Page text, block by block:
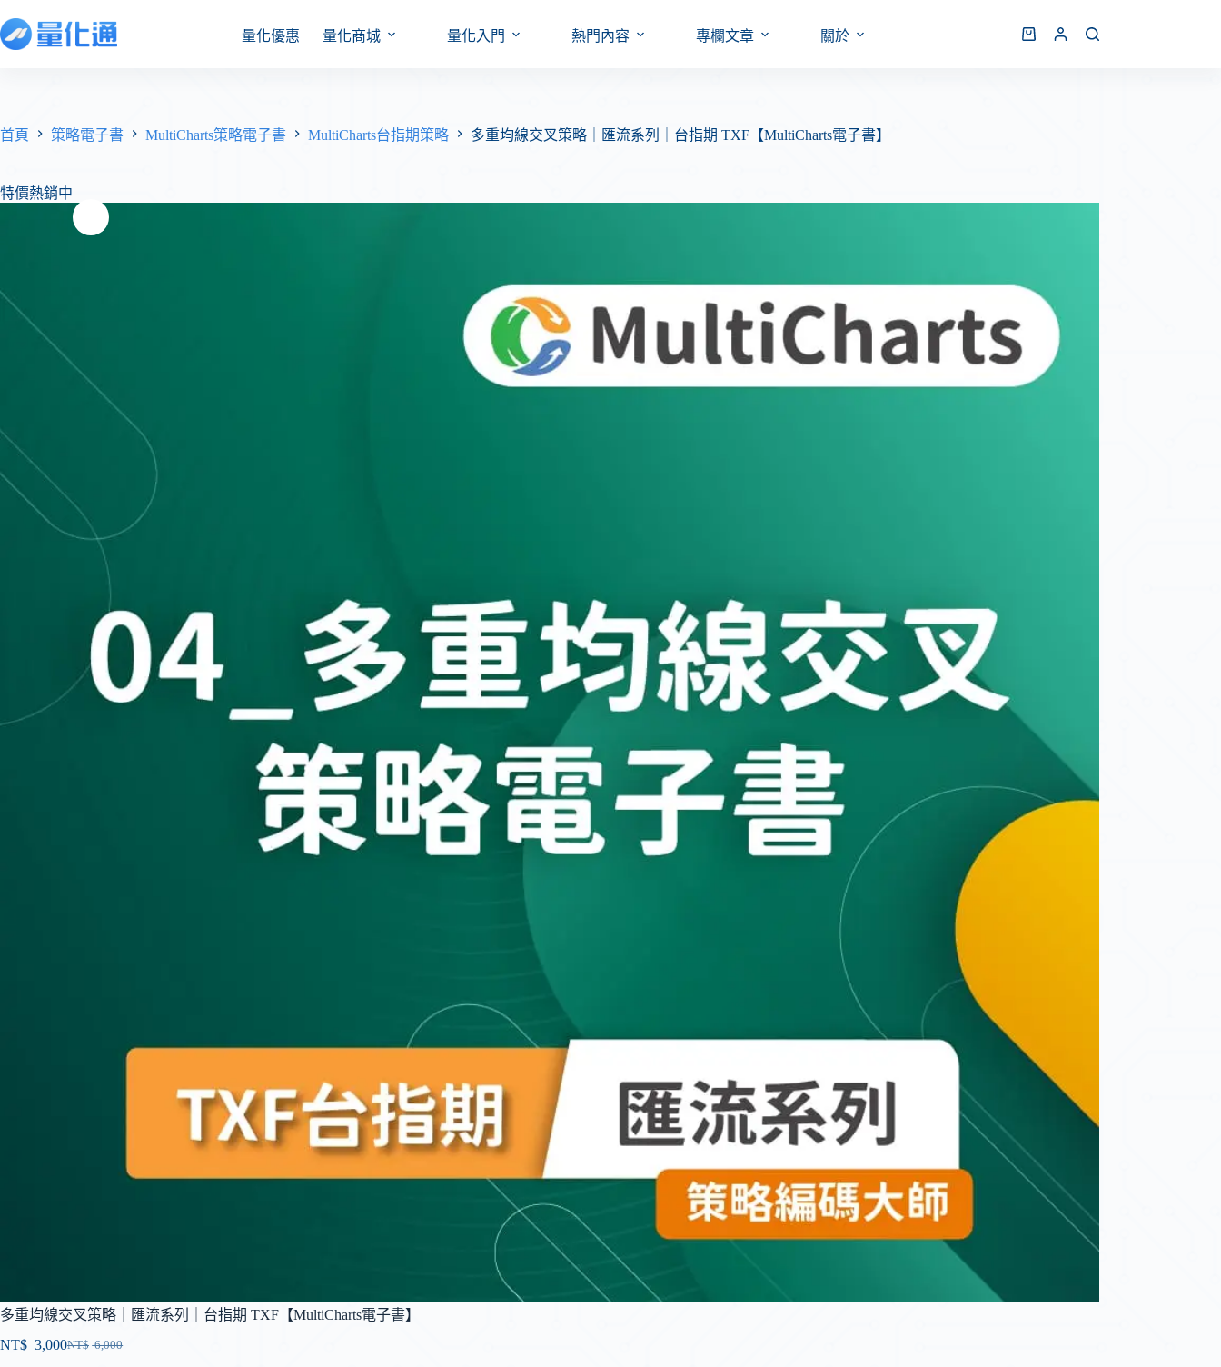
量化優惠 量化商城 量化入門 熱門內容 專欄文章 關於
首頁 策略電子書 MultiCharts策略電子書 MultiCharts台指期策略 多重均線交叉策略｜匯流系列｜台指期 TXF【MultiCharts電子書】
特價熱銷中
多重均線交叉策略｜匯流系列｜台指期 TXF【MultiCharts電子書】
NT$ 6,000
NT$ 3,000